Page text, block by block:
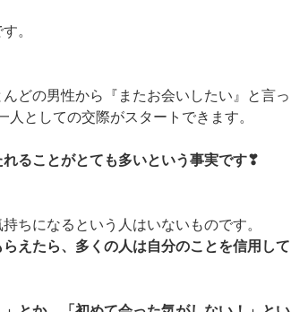
。
どの男性から『またお会いしたい』と言っ
としての交際がスタートできます。
ることがとても多いという事実です❣
ちになるという人はいないものです。
えたら、多くの人は自分のことを信用して